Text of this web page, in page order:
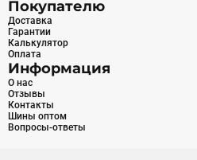
Покупателю
Доставка
Гарантии
Калькулятор
Оплата
Информация
О нас
Отзывы
Контакты
Шины оптом
Вопросы-ответы